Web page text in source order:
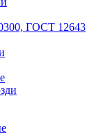
ГОСТ 12643